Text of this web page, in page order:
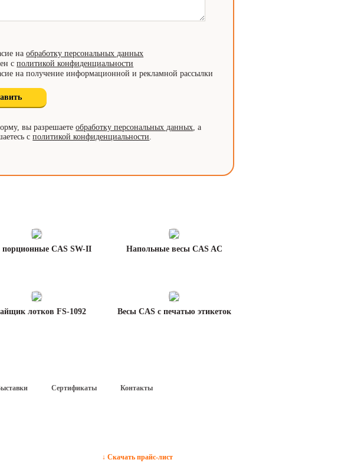
наобработку персональных данных
сполитикой конфиденциальности
на получение информационной и рекламной рассылки
вы разрешаетеобработку персональных данных, а
сполитикой конфиденциальности.
порционные CAS SW-II Напольные весы CAS AC
лотков FS-1092 Весы CAS с печатью этикеток
Сертификаты Контакты
↓ Скачать прайс-лист